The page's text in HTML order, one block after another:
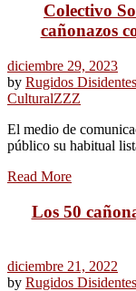
Colectivo
cañonazos
diciembre 29, 2023
by Rugidos Disidentes
CulturalZZZ
El medio de
público su habitual
Read More
Los 50
diciembre 21, 2022
by Rugidos Disidentes